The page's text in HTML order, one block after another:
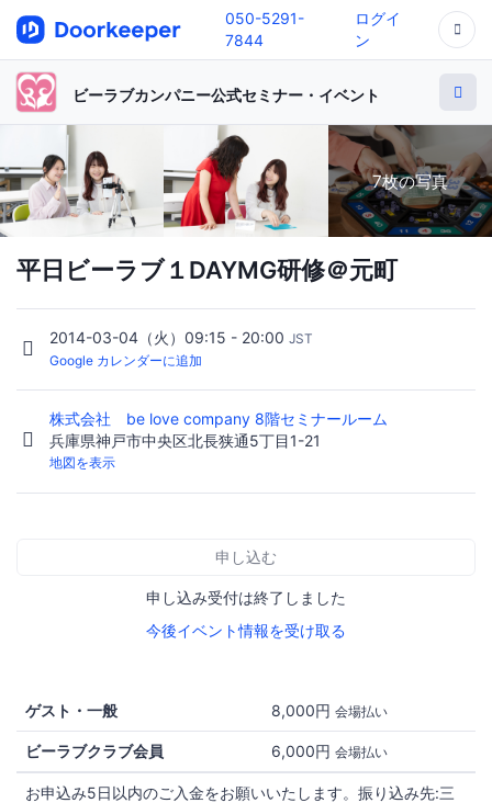
050-5291-
7844
ログイ
ン
ビーラブカンパニー公式セミナー・イベント
7枚の写真
平日ビーラブ１DAYMG研修＠元町
2014-03-04（火）09:15 - 20:00 JST
Google カレンダーに追加
株式会社 be love company 8階セミナールーム
兵庫県神戸市中央区北長狭通5丁目1-21
地図を表示
申し込む
申し込み受付は終了しました
今後イベント情報を受け取る
ゲスト・一般 8,000円 会場払い
ビーラブクラブ会員 6,000円 会場払い
お申込み5日以内のご入金をお願いいたします。振り込み先:三